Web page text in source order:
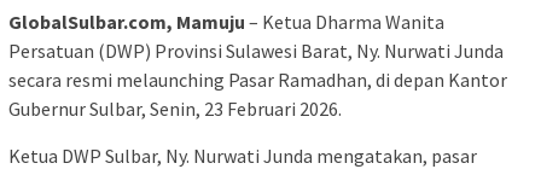
GlobalSulbar.com, Mamuju – Ketua Dharma Wanita
Persatuan (DWP) Provinsi Sulawesi Barat, Ny. Nurwati Junda
secara resmi melaunching Pasar Ramadhan, di depan Kantor
Gubernur Sulbar, Senin, 23 Februari 2026.
Ketua DWP Sulbar, Ny. Nurwati Junda mengatakan, pasar